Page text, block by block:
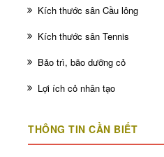
Kích thước sân Cầu lông
Kích thước sân Tennis
Bảo trì, bão dưỡng cỏ
Lợi ích cỏ nhân tạo
THÔNG TIN CẦN BIẾT